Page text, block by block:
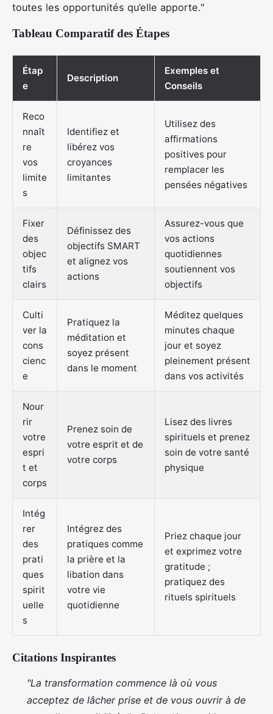
toutes les opportunités qu’elle apporte."
Tableau Comparatif des Étapes
Étap
e
Description
Exemples et
Conseils
Reco
nnaît
re
vos
limite
s
Identifiez et
libérez vos
croyances
limitantes
Utilisez des
affirmations
positives pour
remplacer les
pensées négatives
Fixer
des
objec
tifs
clairs
Définissez des
objectifs SMART
et alignez vos
actions
Assurez-vous que
vos actions
quotidiennes
soutiennent vos
objectifs
Culti
ver la
cons
cienc
e
Pratiquez la
méditation et
soyez présent
dans le moment
Méditez quelques
minutes chaque
jour et soyez
pleinement présent
dans vos activités
Nour
rir
votre
espri
t et
corps
Prenez soin de
votre esprit et de
votre corps
Lisez des livres
spirituels et prenez
soin de votre santé
physique
Intég
rer
des
prati
ques
spirit
uelle
s
Intégrez des
pratiques comme
la prière et la
libation dans
votre vie
quotidienne
Priez chaque jour
et exprimez votre
gratitude ;
pratiquez des
rituels spirituels
Citations Inspirantes
"La transformation commence là où vous
acceptez de lâcher prise et de vous ouvrir à de